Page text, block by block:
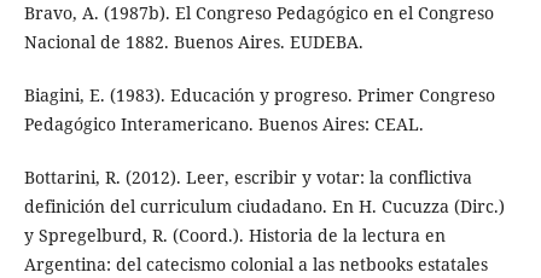
Bravo, A. (1987b). El Congreso Pedagógico en el Congreso
Nacional de 1882. Buenos Aires. EUDEBA.
Biagini, E. (1983). Educación y progreso. Primer Congreso
Pedagógico Interamericano. Buenos Aires: CEAL.
Bottarini, R. (2012). Leer, escribir y votar: la conflictiva
definición del curriculum ciudadano. En H. Cucuzza (Dirc.)
y Spregelburd, R. (Coord.). Historia de la lectura en
Argentina: del catecismo colonial a las netbooks estatales